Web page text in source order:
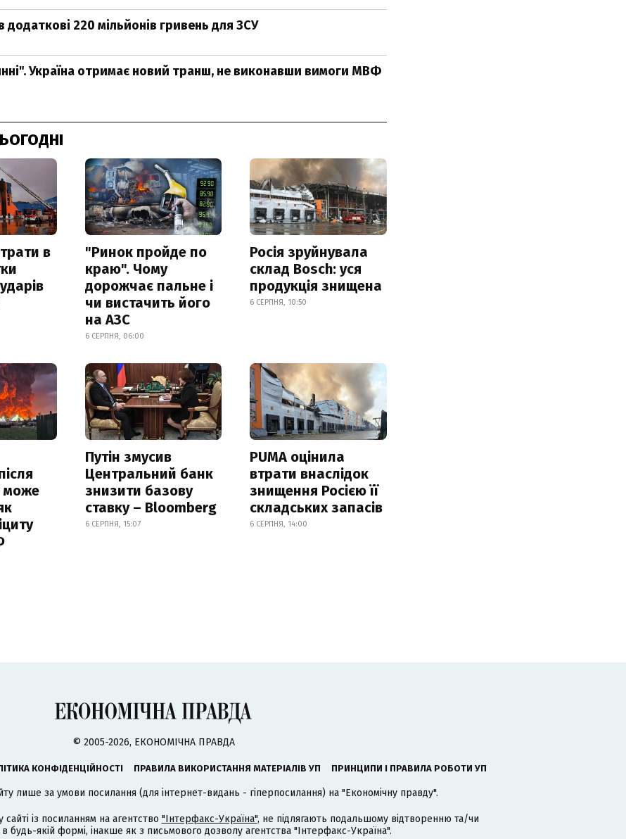
220 мільйонів гривень для ЗСУ
Україна отримає новий транш, не виконавши вимоги МВФ
в
"Ринок пройде по
краю". Чому
дорожчає пальне і
чи вистачить його
на АЗС
6 СЕРПНЯ, 06:00
Росія зруйнувала
склад Bosch: уся
продукція знищена
6 СЕРПНЯ, 10:50
може
Путін змусив
Центральний банк
знизити базову
ставку – Bloomberg
6 СЕРПНЯ, 15:07
PUMA оцінила
втрати внаслідок
знищення Росією її
складських запасів
6 СЕРПНЯ, 14:00
© 2005-2026, ЕКОНОМІЧНА ПРАВДА
КОНФІДЕНЦІЙНОСТІ ПРАВИЛА ВИКОРИСТАННЯ МАТЕРІАЛІВ УП ПРИНЦИПИ І ПРАВИЛА РОБОТИ УП
лише за умови посилання (для інтернет-видань - гіперпосилання) на "Економічну правду".
із посиланням на агентство "Інтерфакс-Україна", не підлягають подальшому відтворенню та/чи
якій формі, інакше як з письмового дозволу агентства "Інтерфакс-Україна".